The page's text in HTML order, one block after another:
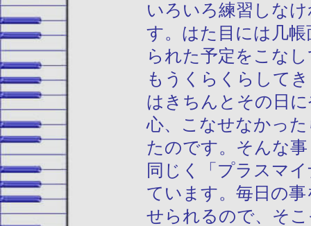
いろいろ練習しな
す。はた目には几
られた予定をこな
もうくらくらして
はきちんとその日
心、こなせなかっ
たのです。そんな
同じく「プラスマ
ています。毎日の
せられるので、そ